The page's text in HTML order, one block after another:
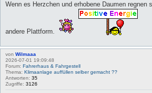
Wenn es Herzchen und erhobene Daumen regnen
andere Plattform.
von Wilmaaa
2026-07-01 19:09:48
Forum: Fahrerhaus & Fahrgestell
Thema: Klimaanlage auffüllen selber gemacht ??
Antworten: 35
Zugriffe: 3126